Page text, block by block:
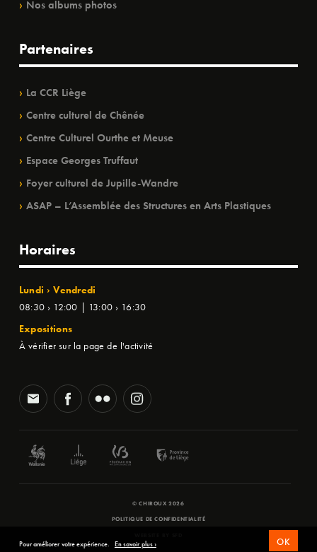
Nos albums photos
Partenaires
La CCR Liège
Centre culturel de Chênée
Centre Culturel Ourthe et Meuse
Espace Georges Truffaut
Foyer culturel de Jupille-Wandre
ASAP – L’Assemblée des Structures en Arts Plastiques
Horaires
Lundi › Vendredi
08:30 › 12:00 | 13:00 › 16:30
Expositions
À vérifier sur la page de l'activité
© CHIROUX 2026
POLITIQUE DE CONFIDENTIALITÉ
Pour améliorer votre expérience. En savoir plus › OK